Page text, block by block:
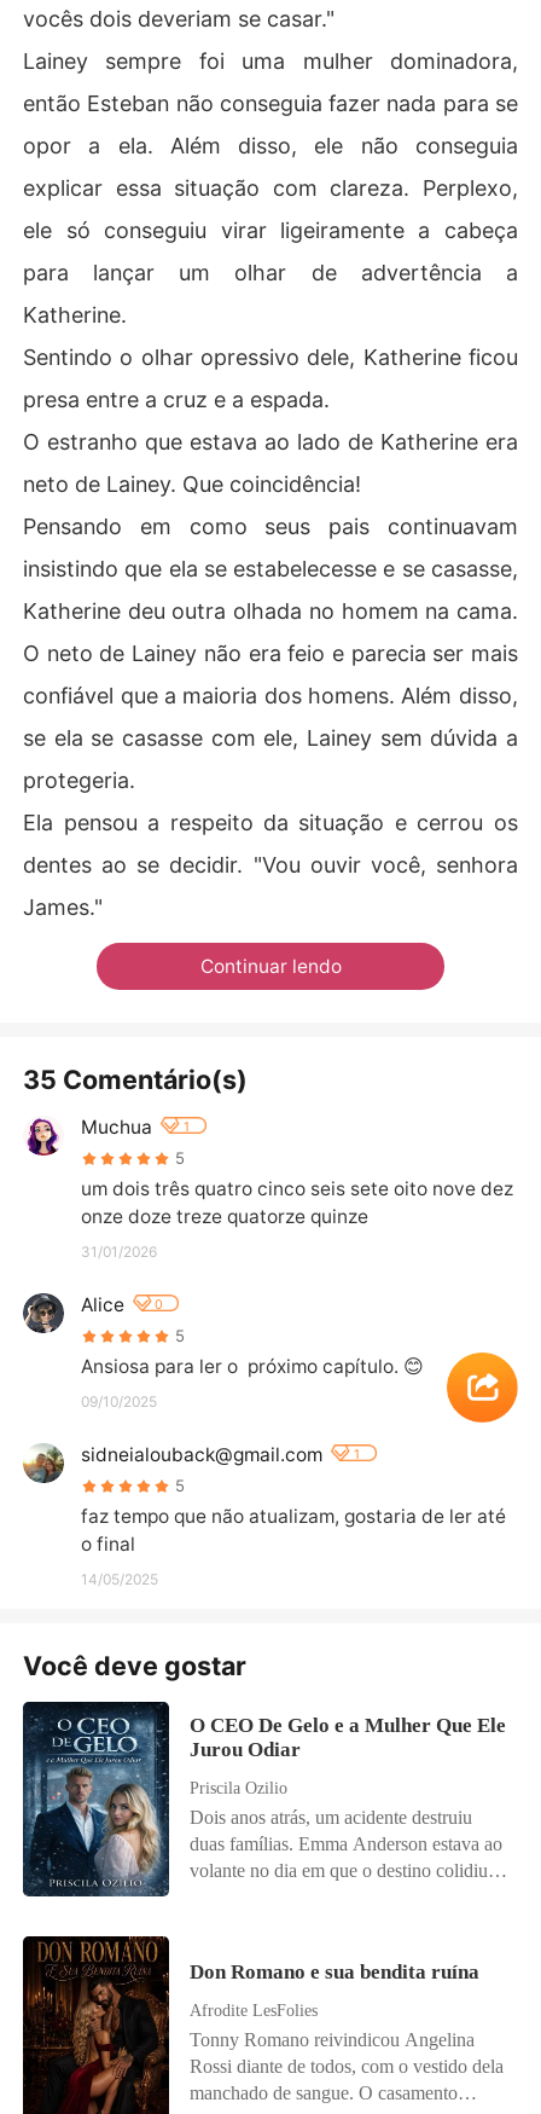
vocês dois deveriam se casar."
Lainey sempre foi uma mulher dominadora,
então Esteban não conseguia fazer nada para se
opor a ela. Além disso, ele não conseguia
explicar essa situação com clareza. Perplexo,
ele só conseguiu virar ligeiramente a cabeça
para lançar um olhar de advertência a
Katherine.
Sentindo o olhar opressivo dele, Katherine ficou
presa entre a cruz e a espada.
O estranho que estava ao lado de Katherine era
neto de Lainey. Que coincidência!
Pensando em como seus pais continuavam
insistindo que ela se estabelecesse e se casasse,
Katherine deu outra olhada no homem na cama.
O neto de Lainey não era feio e parecia ser mais
confiável que a maioria dos homens. Além disso,
se ela se casasse com ele, Lainey sem dúvida a
protegeria.
Ela pensou a respeito da situação e cerrou os
dentes ao se decidir. "Vou ouvir você, senhora
James."
Continuar lendo
35 Comentário(s)
Muchua 1
5
um dois três quatro cinco seis sete oito nove dez
onze doze treze quatorze quinze
31/01/2026
Alice 0
5
Ansiosa para ler o  próximo capítulo. 😊
09/10/2025
sidneialouback@gmail.com 1
5
faz tempo que não atualizam, gostaria de ler até
o final
14/05/2025
Você deve gostar
O CEO De Gelo e a Mulher Que Ele
Jurou Odiar
Priscila Ozilio
Dois anos atrás, um acidente destruiu
duas famílias. Emma Anderson estava ao
volante no dia em que o destino colidiu
algo precioso: sua voz. Desde a tragédia,
Damien construiu um império de gelo e
jurou jamais perdoar os responsáveis. Ele
só não imaginava que o destino colocaria
uma dessas pessoas exatamente sob o seu
Don Romano e sua bendita ruína
Afrodite LesFolies
Tonny Romano reivindicou Angelina
Rossi diante de todos, com o vestido dela
manchado de sangue. O casamento